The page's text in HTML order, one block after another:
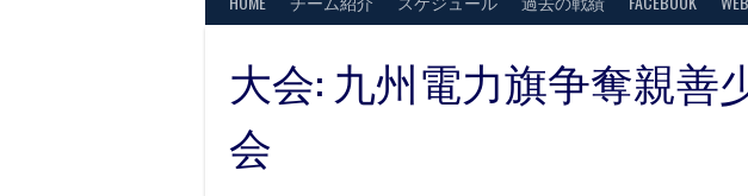
大会: 九州電力旗争奪親善
会